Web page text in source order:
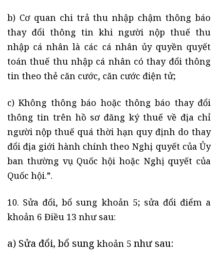
b) Cơ quan chi trả thu nhập chậm thông báo
thay đổi thông tin khi người nộp thuế thu
nhập cá nhân là các cá nhân ủy quyền quyết
toán thuế thu nhập cá nhân có thay đổi thông
tin theo thẻ căn cước, căn cước điện tử;
c) Không thông báo hoặc thông báo thay đổi
thông tin trên hồ sơ đăng ký thuế về địa chỉ
người nộp thuế quá thời hạn quy định do thay
đổi địa giới hành chính theo Nghị quyết của Ủy
ban thường vụ Quốc hội hoặc Nghị quyết của
Quốc hội.”.
10. Sửa đổi, bổ sung khoản 5; sửa đổi điểm a
khoản 6 Điều 13 như sau:
a) Sửa đổi, bổ sung khoản 5 như sau: